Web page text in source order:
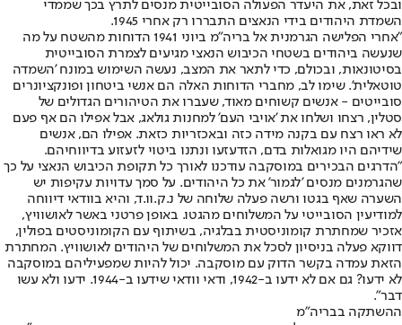
ובכל זאת, את היעדר הפעולה הסובייטית מנסים לתרץ בכך שממדי
השמדת היהודים בידי הנאצים התבררו רק אחרי 1945.
"אחרי הפלישה הגרמנית אל בריה"מ ביוני 1941 הדוחות מהשטח על מה
שנעשה ביהודים בשטחי הכיבוש הנאצי מגיעים לצמרת הסובייטית
בסיטונאות, ובכולם, כדי לתאר את המצב, נעשה השימוש במונח 'השמדה
טוטאלית'. שימו לב, מחברי הדוחות האלה הם אנשי ביטחון ופונקציונרים
סובייטים - אנשים קשוחים מאוד, שעברו את הטיהורים הגדולים של
סטלין, רצחו ושלחו את 'אויבי העם' למחנות גולאג, אבל אפילו הם אף פעם
לא ראו רצח עם בקנה מידה כזה ובאכזריות כזאת. אפילו הם, אנשים
שידיהם היו מגואלות בדם, הזדעזעו ונתנו ביטוי לזעזוע בדיווחיהם.
"הדרגים הבכירים במוסקבה עודכנו לאורך כל תקופת הכיבוש הנאצי על כך
שהגרמנים מנסים 'לגמור' את כל היהודים. על סמך עדויות עקיפות יש
השערה שאף בגטו ורשה פעלה שלוחה של נ.ק.וו.ד, והיא בוודאי דיווחה
למודיעין הסובייטי על המשלוחים מהגטו. באופן פרטני באשר לאושוויץ,
אזכיר שמחתרת קומוניסטית בבלגיה, בשיתוף עם הקומוניסטים בפולין,
דווקא פעלה בניסיון לסכל את המשלוחים של היהודים לאושוויץ. המחתרת
הזאת עמדה בקשר הדוק עם מוסקבה. יכול להיות שמפעיליהם במוסקבה
לא ידעו? גם אם לא ידעו ב-1942, ודאי וודאי שידעו ב-1944. ידעו ולא עשו
דבר".
ההשתקה בבריה"מ